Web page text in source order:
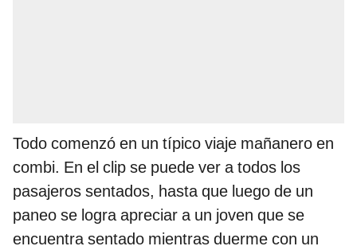
Todo comenzó en un típico viaje mañanero en
combi. En el clip se puede ver a todos los
pasajeros sentados, hasta que luego de un
paneo se logra apreciar a un joven que se
encuentra sentado mientras duerme con un